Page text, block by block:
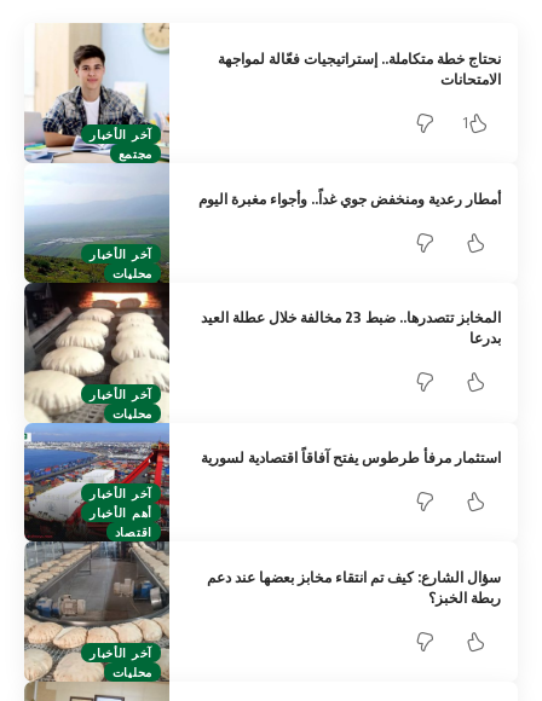
آخر الأخبار
مجتمع
نحتاج خطة متكاملة.. إستراتيجيات فعّالة لمواجهة
الامتحانات
1
آخر الأخبار
محليات
أمطار رعدية ومنخفض جوي غداً.. وأجواء مغبرة اليوم
آخر الأخبار
محليات
المخابز تتصدرها.. ضبط 23 مخالفة خلال عطلة العيد
بدرعا
آخر الأخبار
أهم الأخبار
اقتصاد
استثمار مرفأ طرطوس يفتح آفاقاً اقتصادية لسورية
آخر الأخبار
محليات
سؤال الشارع: كيف تم انتقاء مخابز بعضها عند دعم
ربطة الخبز؟